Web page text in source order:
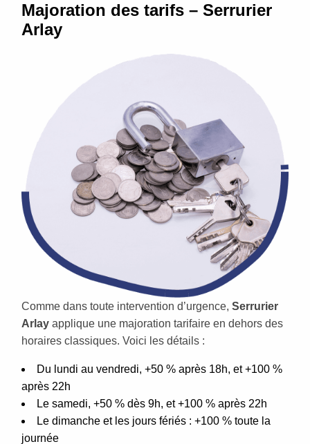
Majoration des tarifs – Serrurier
Arlay
Comme dans toute intervention d’urgence, Serrurier
Arlay applique une majoration tarifaire en dehors des
horaires classiques. Voici les détails :
Du lundi au vendredi, +50 % après 18h, et +100 %
après 22h
Le samedi, +50 % dès 9h, et +100 % après 22h
Le dimanche et les jours fériés : +100 % toute la
journée